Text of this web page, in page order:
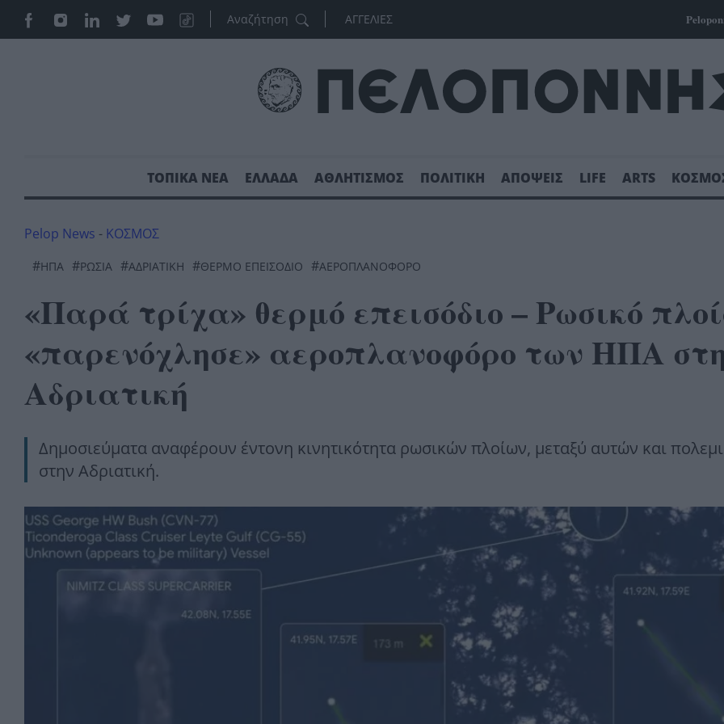
ΑΓΓΕΛΙΕΣ
ΤΟΠΙΚΑ ΝΕΑ ΕΛΛΑΔΑ ΑΘΛΗΤΙΣΜΟΣ ΠΟΛΙΤΙΚΗ ΑΠΟΨΕΙΣ LIFE ARTS
Pelop News - ΚΟΣΜΟΣ
#ΗΠΑ #ΡΩΣΊΑ #ΑΔΡΙΑΤΙΚΉ #ΘΕΡΜΌ ΕΠΕΙΣΌΔΙΟ #ΑΕΡΟΠΛΑΝΟΦΌΡΟ
«Παρά τρίχα» θερμό επεισόδιο – Ρωσικό
«παρενόχλησε» αεροπλανοφόρο των ΗΠΑ
Αδριατική
Δημοσιεύματα αναφέρουν έντονη κινητικότητα ρωσικών πλοίων, μεταξύ αυτών και
στην Αδριατική.